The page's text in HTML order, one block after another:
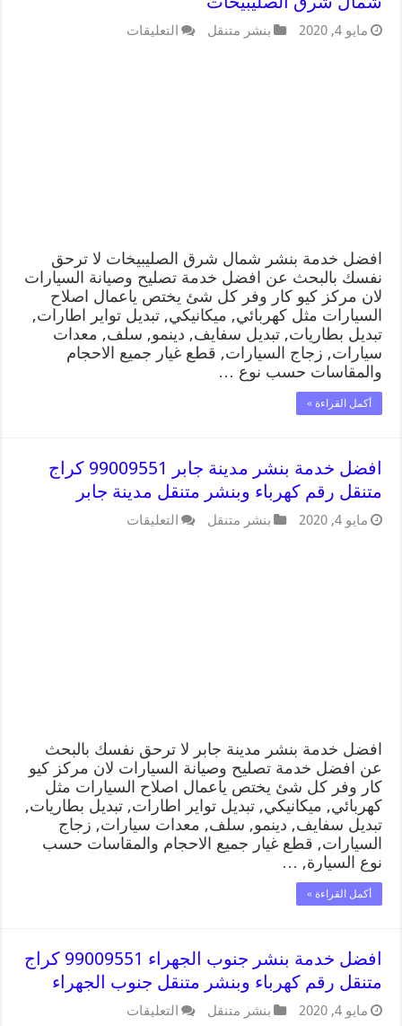
مايو 4, 2020 بنشر متنقل التعليقات
افضل خدمة بنشر شمال شرق الصليبيخات لا ترحق
نفسك بالبحث عن افضل خدمة تصليح وصيانة السيارات
لان مركز كيو كار وفر كل شئ يختص ياعمال اصلاح
السيارات مثل كهربائي, ميكانيكي, تبديل تواير اطارات,
تبديل بطاريات, تبديل سفايف, دينمو, سلف, معدات
سيارات, زجاج السيارات, قطع غيار جميع الاحجام
والمقاسات حسب نوع …
أكمل القراءة »
افضل خدمة بنشر مدينة جابر 99009551 كراج
متنقل رقم كهرباء وبنشر متنقل مدينة جابر
مايو 4, 2020 بنشر متنقل التعليقات
افضل خدمة بنشر مدينة جابر لا ترحق نفسك بالبحث
عن افضل خدمة تصليح وصيانة السيارات لان مركز كيو
كار وفر كل شئ يختص ياعمال اصلاح السيارات مثل
كهربائي, ميكانيكي, تبديل تواير اطارات, تبديل بطاريات,
تبديل سفايف, دينمو, سلف, معدات سيارات, زجاج
السيارات, قطع غيار جميع الاحجام والمقاسات حسب
نوع السيارة, …
أكمل القراءة »
افضل خدمة بنشر جنوب الجهراء 99009551 كراج
متنقل رقم كهرباء وبنشر متنقل جنوب الجهراء
مايو 4, 2020 بنشر متنقل التعليقات